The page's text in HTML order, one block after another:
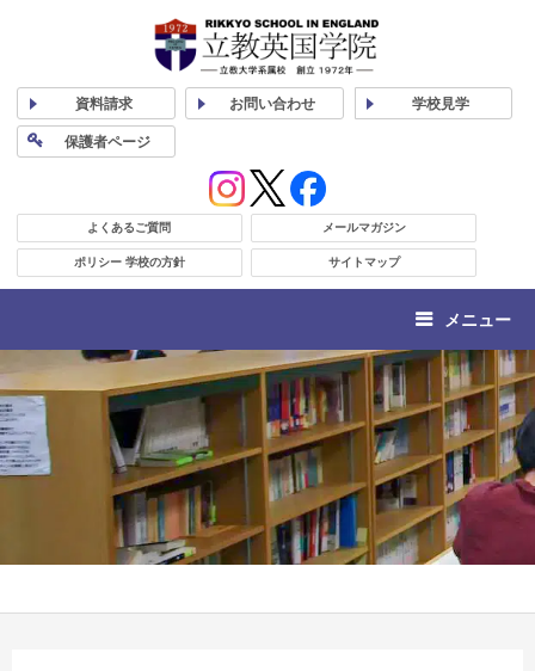
資料請求 お問い合わせ 学校見学
保護者ページ
よくあるご質問 メールマガジン
ポリシー 学校の方針 サイトマップ
メニュー